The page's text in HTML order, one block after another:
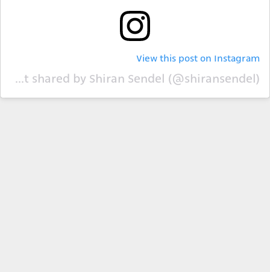
View this post on Instagram
A post shared by Shiran Sendel (@shiransendel)